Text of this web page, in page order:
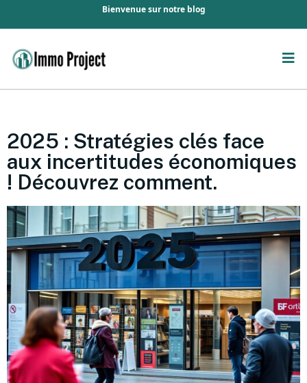
Bienvenue sur notre blog
2025 : Stratégies clés face
aux incertitudes économiques
! Découvrez comment.